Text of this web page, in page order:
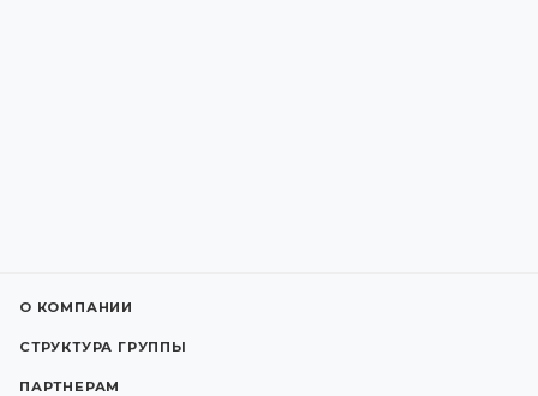
О КОМПАНИИ
СТРУКТУРА ГРУППЫ
ПАРТНЕРАМ